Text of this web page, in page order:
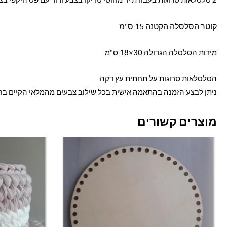
קוטר הסלסלה הקטנה 15 ס"מ
מידות הסלסלה הגדולה 30×18 ס"מ
הסלסלאות סרוגות על תחתית עץ דקה
ניתן לבצע הזמנה בהתאמה אישית בכל שילוב צבעים מהמלאי הקיים
מוצרים קשורים